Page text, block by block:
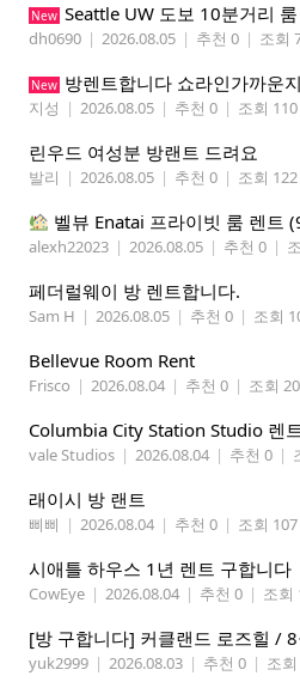
New Seattle UW 도보 10분거리
dh0690 | 2026.08.05 | 추천 0 | 조회
New 방렌트합니다 쇼라인가까운
지성 | 2026.08.05 | 추천 0 | 조회 110
린우드 여성분 방랜트 드려요
발리 | 2026.08.05 | 추천 0 | 조회 122
벨뷰 Enatai 프라이빗 룸 렌트
alexh22023 | 2026.08.05 | 추천 0 |
페더럴웨이 방 렌트합니다.
Sam H | 2026.08.05 | 추천 0 | 조회
Bellevue Room Rent
Frisco | 2026.08.04 | 추천 0 | 조회
Columbia City Station Studio 렌
vale Studios | 2026.08.04 | 추천 0 |
래이시 방 랜트
삐삐 | 2026.08.04 | 추천 0 | 조회 107
시애틀 하우스 1년 렌트 구합니다
CowEye | 2026.08.04 | 추천 0 | 조회
[방 구합니다] 커클랜드 로즈힐 /
yuk2999 | 2026.08.03 | 추천 0 | 조